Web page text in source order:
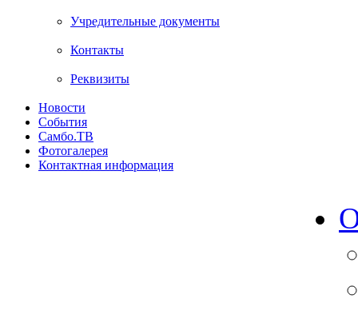
Учредительные документы
Контакты
Реквизиты
Новости
События
Самбо.ТВ
Фотогалерея
Контактная информация